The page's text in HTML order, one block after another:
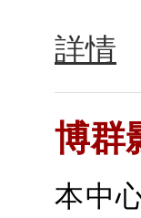
詳情
博群
本中